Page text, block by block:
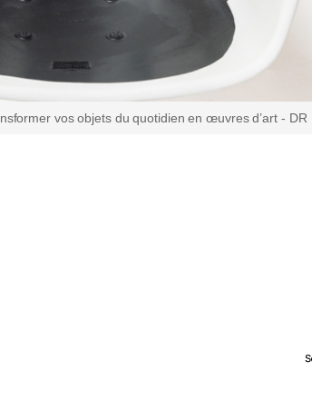
vos objets du quotidien en œuvres d’art - DR